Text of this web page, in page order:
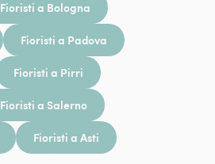
Fioristi a Bologna
Fioristi a Padova
Fioristi a Pirri
Fioristi a Salerno
Fioristi a Asti